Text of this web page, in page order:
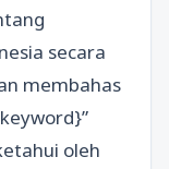
secara
membahas
oleh